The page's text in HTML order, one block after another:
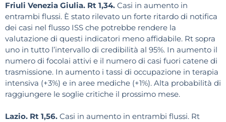
Friuli Venezia Giulia. Rt 1,34. Casi in aumento in
entrambi flussi. È stato rilevato un forte ritardo di notifica
dei casi nel flusso ISS che potrebbe rendere la
valutazione di questi indicatori meno affidabile. Rt sopra
uno in tutto l’intervallo di credibilità al 95%. In aumento il
numero di focolai attivi e il numero di casi fuori catene di
trasmissione. In aumento i tassi di occupazione in terapia
intensiva (+3%) e in aree mediche (+1%). Alta probabilità di
raggiungere le soglie critiche il prossimo mese.
Lazio. Rt 1,56. Casi in aumento in entrambi flussi. Rt